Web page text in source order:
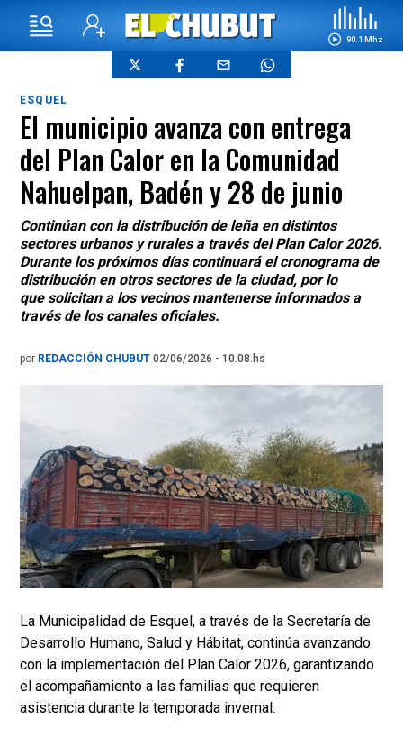
90.1 Mhz
ESQUEL
El municipio avanza con entrega
del Plan Calor en la Comunidad
Nahuelpan, Badén y 28 de junio
Continúan con la distribución de leña en distintos
sectores urbanos y rurales a través del Plan Calor 2026.
Durante los próximos días continuará el cronograma de
distribución en otros sectores de la ciudad, por lo
que solicitan a los vecinos mantenerse informados a
través de los canales oficiales.
por REDACCIÓN CHUBUT 02/06/2026 - 10.08.hs
La Municipalidad de Esquel, a través de la Secretaría de
Desarrollo Humano, Salud y Hábitat, continúa avanzando
con la implementación del Plan Calor 2026, garantizando
el acompañamiento a las familias que requieren
asistencia durante la temporada invernal.